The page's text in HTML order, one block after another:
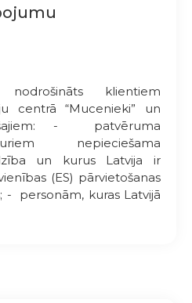
klientiem
centrā “Mucenieki” un
- patvēruma
nepieciešama
un kurus Latvija ir
(ES) pārvietošanas
- personām, kuras Latvijā